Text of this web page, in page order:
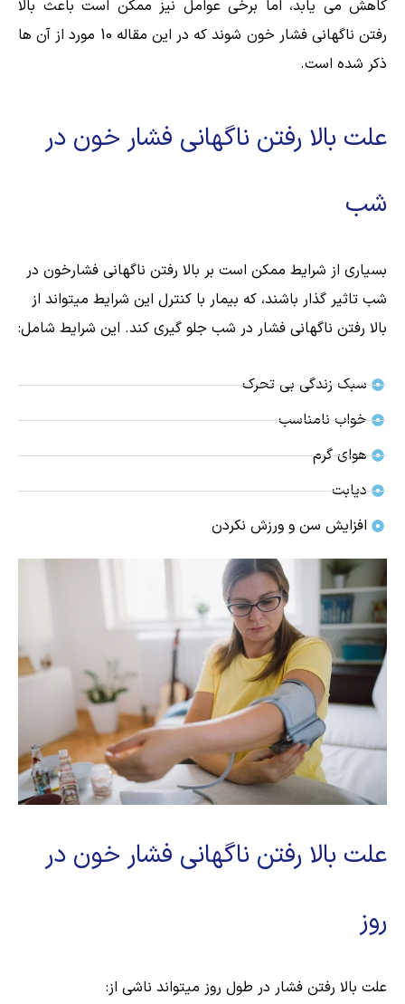
کاهش می یابد، اما برخی عوامل نیز ممکن است باعث بالا
رفتن ناگهانی فشار خون شوند که در این مقاله 10 مورد از آن ها
ذکر شده است.
علت بالا رفتن ناگهانی فشار خون در
شب
بسیاری از شرایط ممکن است بر بالا رفتن ناگهانی فشارخون در
شب تاثیر گذار باشند، که بیمار با کنترل این شرایط میتواند از
بالا رفتن ناگهانی فشار در شب جلو گیری کند. این شرایط شامل:
سبک زندگی بی تحرک
خواب نامناسب
هوای گرم
دیابت
افزایش سن و ورزش نکردن
علت بالا رفتن ناگهانی فشار خون در
روز
علت بالا رفتن فشار در طول روز میتواند ناشی از: